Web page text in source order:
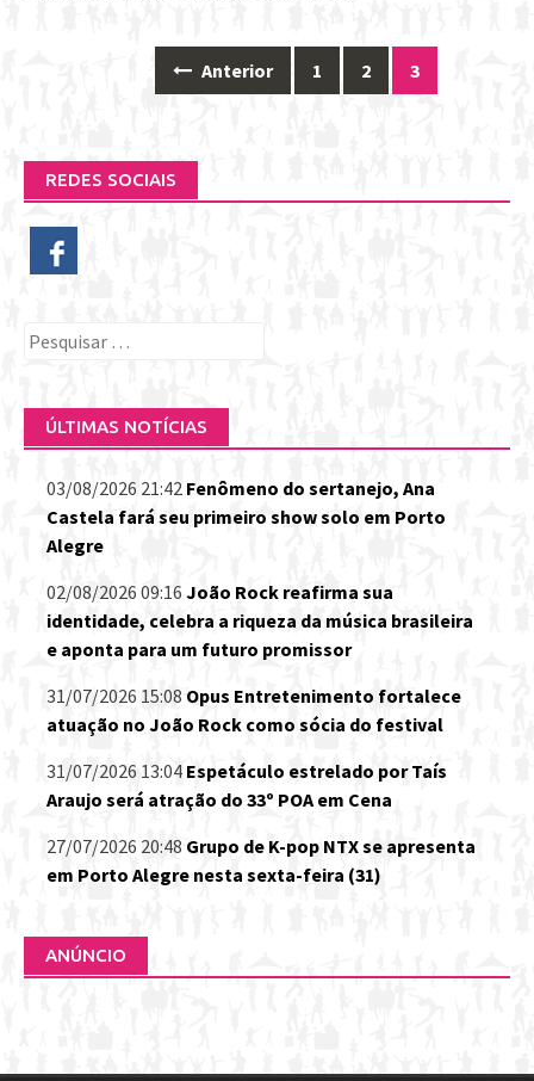
Anterior 1 2 3
REDES SOCIAIS
Pesquisar
ÚLTIMAS NOTÍCIAS
03/08/2026 21:42 Fenômeno do sertanejo, Ana
Castela fará seu primeiro show solo em Porto
Alegre
02/08/2026 09:16 João Rock reafirma sua
identidade, celebra a riqueza da música brasileira
e aponta para um futuro promissor
31/07/2026 15:08 Opus Entretenimento fortalece
atuação no João Rock como sócia do festival
31/07/2026 13:04 Espetáculo estrelado por Taís
Araujo será atração do 33º POA em Cena
27/07/2026 20:48 Grupo de K-pop NTX se apresenta
em Porto Alegre nesta sexta-feira (31)
ANÚNCIO